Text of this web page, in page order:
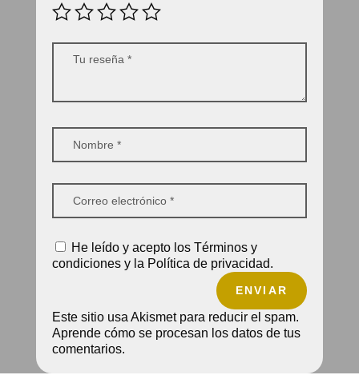
He leído y acepto los Términos y
condiciones y la Política de privacidad.
ENVIAR
Este sitio usa Akismet para reducir el spam.
Aprende cómo se procesan los datos de tus
comentarios.